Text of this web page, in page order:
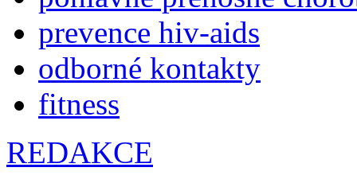
prevence hiv-aids
odborné kontakty
fitness
REDAKCE